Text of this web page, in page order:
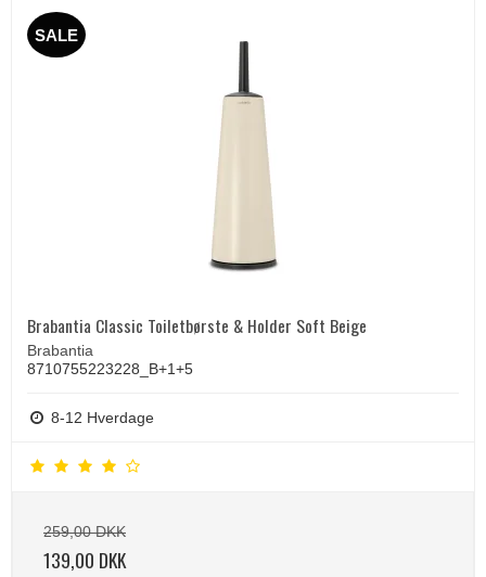
SALE
Brabantia Classic Toiletbørste & Holder Soft Beige
Brabantia
8710755223228_B+1+5
8-12 Hverdage
259,00 DKK
139,00 DKK